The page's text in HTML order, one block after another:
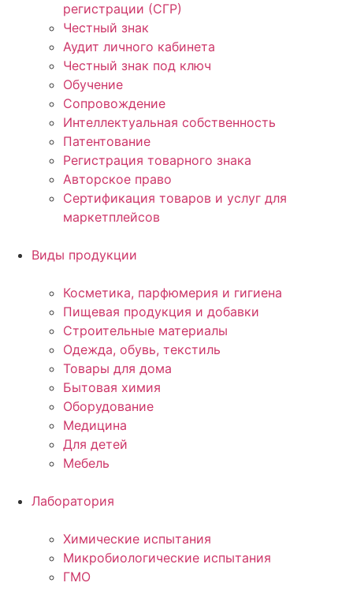
регистрации (СГР)
Честный знак
Аудит личного кабинета
Честный знак под ключ
Обучение
Сопровождение
Интеллектуальная собственность
Патентование
Регистрация товарного знака
Авторское право
Сертификация товаров и услуг для
маркетплейсов
Виды продукции
Косметика, парфюмерия и гигиена
Пищевая продукция и добавки
Строительные материалы
Одежда, обувь, текстиль
Товары для дома
Бытовая химия
Оборудование
Медицина
Для детей
Мебель
Лаборатория
Химические испытания
Микробиологические испытания
ГМО